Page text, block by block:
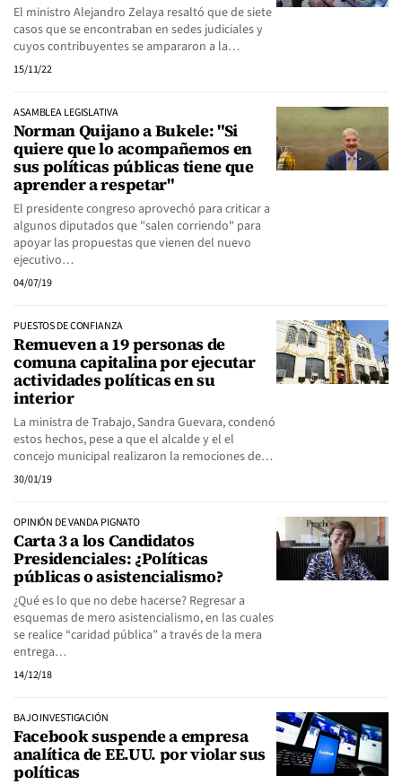
El ministro Alejandro Zelaya resaltó que de siete
casos que se encontraban en sedes judiciales y
cuyos contribuyentes se ampararon a la…
15/11/22
ASAMBLEA LEGISLATIVA
Norman Quijano a Bukele: "Si
quiere que lo acompañemos en
sus políticas públicas tiene que
aprender a respetar"
El presidente congreso aprovechó para criticar a
algunos diputados que "salen corriendo" para
apoyar las propuestas que vienen del nuevo
ejecutivo…
04/07/19
PUESTOS DE CONFIANZA
Remueven a 19 personas de
comuna capitalina por ejecutar
actividades políticas en su
interior
La ministra de Trabajo, Sandra Guevara, condenó
estos hechos, pese a que el alcalde y el el
concejo municipal realizaron la remociones de…
30/01/19
OPINIÓN DE VANDA PIGNATO
Carta 3 a los Candidatos
Presidenciales: ¿Políticas
públicas o asistencialismo?
¿Qué es lo que no debe hacerse? Regresar a
esquemas de mero asistencialismo, en las cuales
se realice “caridad pública” a través de la mera
entrega…
14/12/18
BAJO INVESTIGACIÓN
Facebook suspende a empresa
analítica de EE.UU. por violar sus
políticas